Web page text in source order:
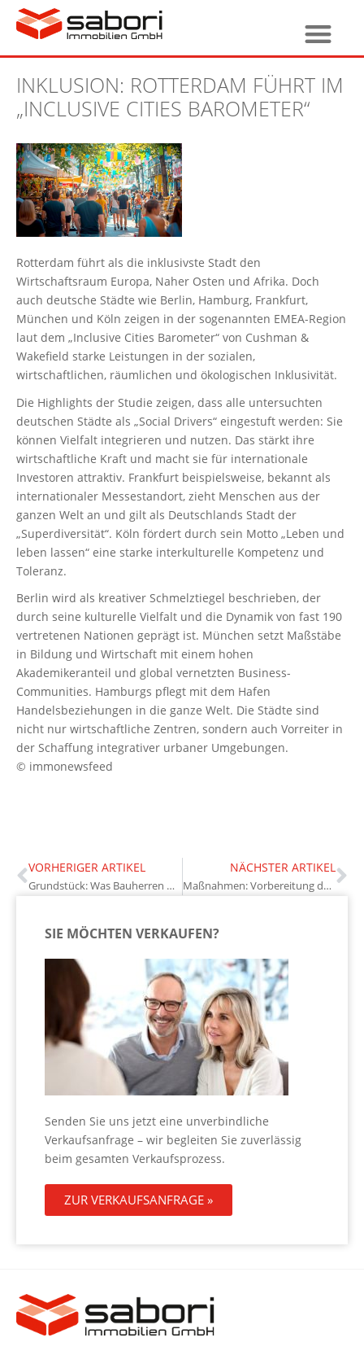
INKLUSION: ROTTERDAM FÜHRT IM
„INCLUSIVE CITIES BAROMETER“
Rotterdam führt als die inklusivste Stadt den
Wirtschaftsraum Europa, Naher Osten und Afrika. Doch
auch deutsche Städte wie Berlin, Hamburg, Frankfurt,
München und Köln zeigen in der sogenannten EMEA-Region
laut dem „Inclusive Cities Barometer“ von Cushman &
Wakefield starke Leistungen in der sozialen,
wirtschaftlichen, räumlichen und ökologischen Inklusivität.
Die Highlights der Studie zeigen, dass alle untersuchten
deutschen Städte als „Social Drivers“ eingestuft werden: Sie
können Vielfalt integrieren und nutzen. Das stärkt ihre
wirtschaftliche Kraft und macht sie für internationale
Investoren attraktiv. Frankfurt beispielsweise, bekannt als
internationaler Messestandort, zieht Menschen aus der
ganzen Welt an und gilt als Deutschlands Stadt der
„Superdiversität“. Köln fördert durch sein Motto „Leben und
leben lassen“ eine starke interkulturelle Kompetenz und
Toleranz.
Berlin wird als kreativer Schmelztiegel beschrieben, der
durch seine kulturelle Vielfalt und die Dynamik von fast 190
vertretenen Nationen geprägt ist. München setzt Maßstäbe
in Bildung und Wirtschaft mit einem hohen
Akademikeranteil und global vernetzten Business-
Communities. Hamburgs pflegt mit dem Hafen
Handelsbeziehungen in die ganze Welt. Die Städte sind
nicht nur wirtschaftliche Zentren, sondern auch Vorreiter in
der Schaffung integrativer urbaner Umgebungen.
© immonewsfeed
VORHERIGER ARTIKEL
Grundstück: Was Bauherren wissen sollten
NÄCHSTER ARTIKEL
Maßnahmen: Vorbereitung des Zuhauses auf den Winter
SIE MÖCHTEN VERKAUFEN?
Senden Sie uns jetzt eine unverbindliche
Verkaufsanfrage – wir begleiten Sie zuverlässig
beim gesamten Verkaufsprozess.
ZUR VERKAUFSANFRAGE »